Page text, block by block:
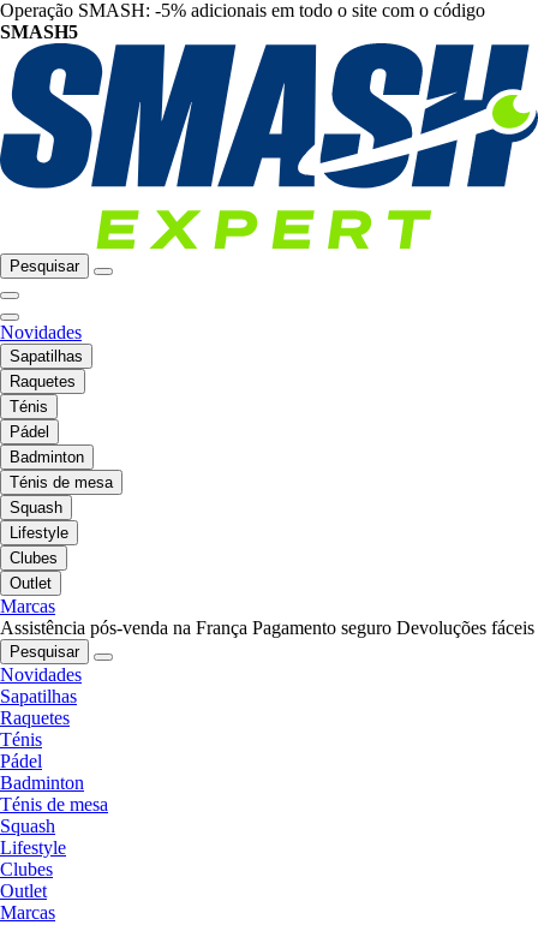
Operação SMASH: -5% adicionais em todo o site com o código
SMASH5
Pesquisar
Novidades
Sapatilhas
Raquetes
Ténis
Pádel
Badminton
Ténis de mesa
Squash
Lifestyle
Clubes
Outlet
Marcas
Assistência pós-venda na França Pagamento seguro Devoluções fáceis
Pesquisar
Novidades
Sapatilhas
Raquetes
Ténis
Pádel
Badminton
Ténis de mesa
Squash
Lifestyle
Clubes
Outlet
Marcas